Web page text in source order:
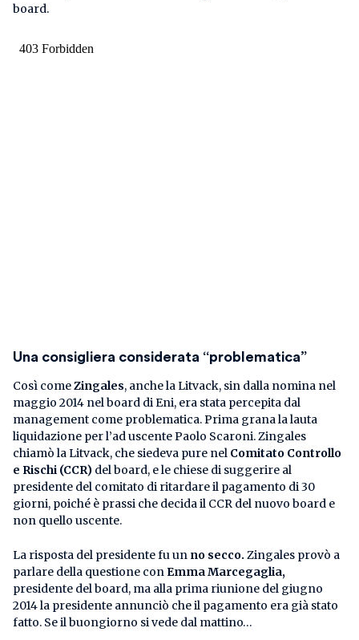
board.
Una consigliera considerata “problematica”
Così comeZingales, anche la Litvack, sin dalla nomina nel
maggio 2014 nel board di Eni, era stata percepita dal
management come problematica. Prima grana la lauta
liquidazione per l’ad uscente Paolo Scaroni. Zingales
chiamò la Litvack, che siedeva pure nel Comitato Controllo
e Rischi (CCR) del board, e le chiese di suggerire al
presidente del comitato di ritardare il pagamento di 30
giorni, poiché è prassi che decida il CCR del nuovo board e
non quello uscente.
La risposta del presidente fu un no secco. Zingales provò a
parlare della questione conEmma Marcegaglia,
presidente del board, ma alla prima riunione del giugno
2014 la presidente annunciò che il pagamento era già stato
fatto. Se il buongiorno si vede dal mattino…